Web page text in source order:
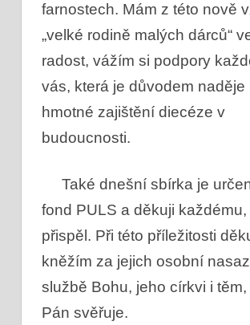
farnostech. Mám z této nově
„velké rodině malých dárců“
radost, vážím si podpory
vás, která je důvodem naděje
hmotné zajištění diecéze v
budoucnosti.
Také dnešní sbírka je
fond PULS a děkuji
přispěl. Při této příležitosti
kněžím za jejich osobní
službě Bohu, jeho církvi i těm,
Pán svěřuje.